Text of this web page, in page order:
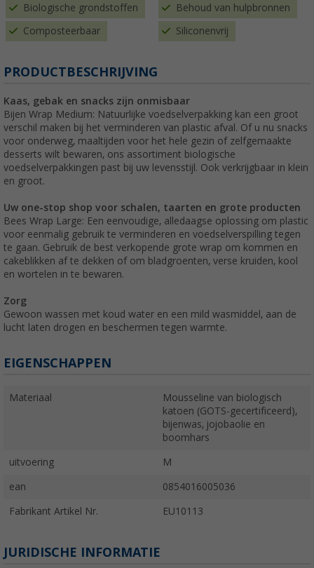
Biologische grondstoffen Behoud van hulpbronnen
Composteerbaar Siliconenvrij
PRODUCTBESCHRIJVING
Kaas, gebak en snacks zijn onmisbaar
Bijen Wrap Medium: Natuurlijke voedselverpakking kan een groot
verschil maken bij het verminderen van plastic afval. Of u nu snacks
voor onderweg, maaltijden voor het hele gezin of zelfgemaakte
desserts wilt bewaren, ons assortiment biologische
voedselverpakkingen past bij uw levensstijl. Ook verkrijgbaar in klein
en groot.
Uw one-stop shop voor schalen, taarten en grote producten
Bees Wrap Large: Een eenvoudige, alledaagse oplossing om plastic
voor eenmalig gebruik te verminderen en voedselverspilling tegen
te gaan. Gebruik de best verkopende grote wrap om kommen en
cakeblikken af te dekken of om bladgroenten, verse kruiden, kool
en wortelen in te bewaren.
Zorg
Gewoon wassen met koud water en een mild wasmiddel, aan de
lucht laten drogen en beschermen tegen warmte.
EIGENSCHAPPEN
Materiaal
Mousseline van biologisch
katoen (GOTS-gecertificeerd),
bijenwas, jojobaolie en
boomhars
uitvoering M
ean 0854016005036
Fabrikant Artikel Nr. EU10113
JURIDISCHE INFORMATIE